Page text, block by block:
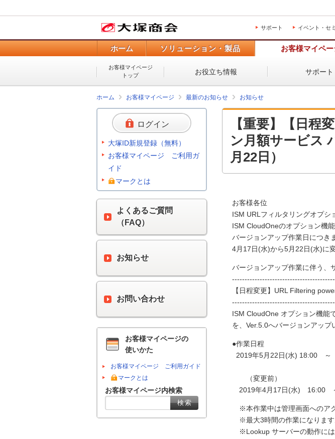
サポート イベント・セ
ホーム ソリューション・製品 お客様マイペー
お客様マイページ
トップ
お役立ち情報 サポート
ホーム お客様マイページ 最新のお知らせ お知らせ
【重要】【日程
ン月額サービス
月22日）
お客様各位
ISM URLフィルタリングオプシ
ISM CloudOneのオプション機
バージョンアップ作業日につき
4月17日(水)から5月22日(水)に
バージョンアップ作業に伴う、
【日程変更】URL Filtering
ISM CloudOne オプション機能
を、Ver.5.0へバージョンアップ
●作業日程
2019年5月22日(水) 18:00
（変更前）
2019年4月17日(水) 16:00
※本作業中は管理画面へのア
※最大3時間の作業になります
※Lookup サーバーの動作には
ログイン
大塚ID新規登録（無料）
お客様マイページ ご利用ガ
イド
マークとは
よくあるご質問
（FAQ）
お知らせ
お問い合わせ
お客様マイページの
使いかた
お客様マイページ ご利用ガイド
マークとは
お客様マイページ内検索